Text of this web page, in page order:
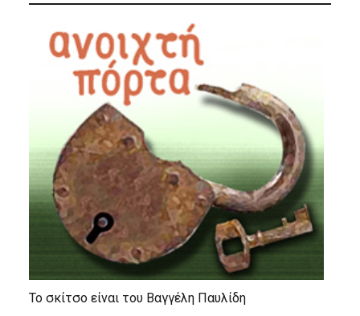
Το σκίτσο είναι του Βαγγέλη Παυλίδη